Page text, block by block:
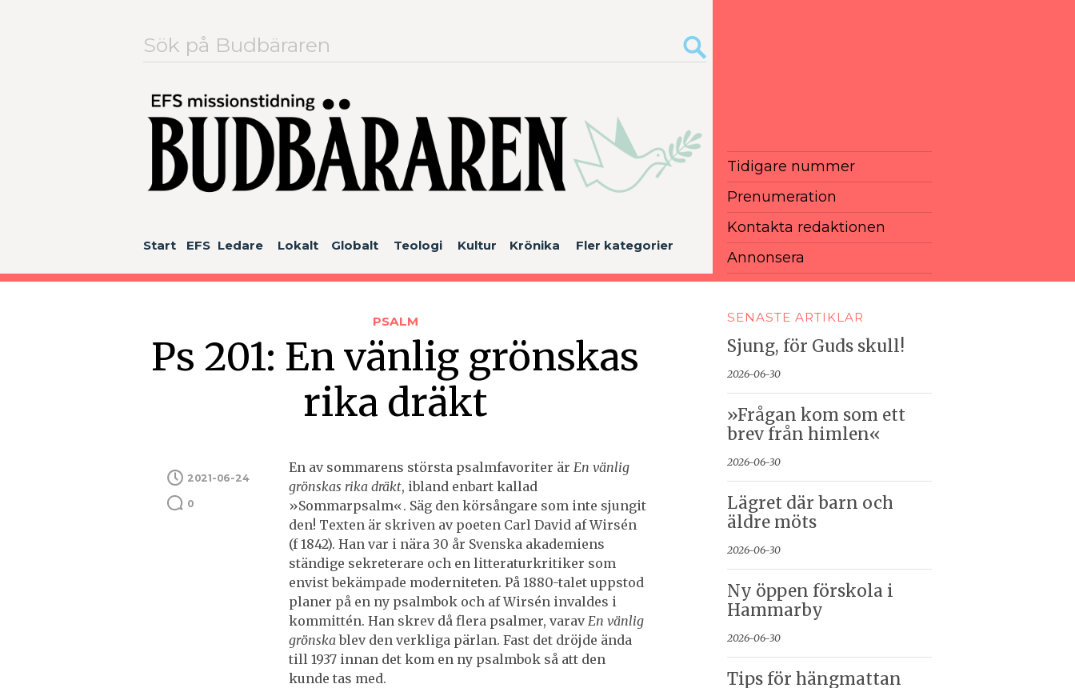
Sök
efter:
Start EFS Ledare Lokalt Globalt Teologi Kultur Krönika Fler kategorier
Tidigare nummer
Prenumeration
Kontakta redaktionen
Annonsera
PSALM
Ps 201: En vänlig grönskas
rika dräkt
2021-06-24
0
En av sommarens största psalmfavoriter är En vänlig
grönskas rika dräkt, ibland enbart kallad
»Sommarpsalm«. Säg den körsångare som inte sjungit
den! Texten är skriven av poeten Carl David af Wirsén
(f 1842). Han var i nära 30 år Svenska akademiens
ständige sekreterare och en litteraturkritiker som
envist bekämpade moderniteten. På 1880-talet uppstod
planer på en ny psalmbok och af Wirsén invaldes i
kommittén. Han skrev då flera psalmer, varav En vänlig
grönskablev den verkliga pärlan. Fast det dröjde ända
till 1937 innan det kom en ny psalmbok så att den
kunde tas med.
SENASTE ARTIKLAR
Sjung, för Guds skull!
2026-06-30
»Frågan kom som ett
brev från himlen«
2026-06-30
Lägret där barn och
äldre möts
2026-06-30
Ny öppen förskola i
Hammarby
2026-06-30
Tips för hängmattan